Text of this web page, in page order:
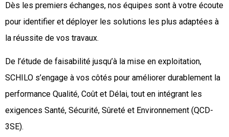
Dès les premiers échanges, nos équipes sont à votre écoute
pour identifier et déployer les solutions les plus adaptées à
la réussite de vos travaux.
De l’étude de faisabilité jusqu’à la mise en exploitation,
SCHILO s’engage à vos côtés pour améliorer durablement la
performance Qualité, Coût et Délai, tout en intégrant les
exigences Santé, Sécurité, Sûreté et Environnement (QCD-
3SE).